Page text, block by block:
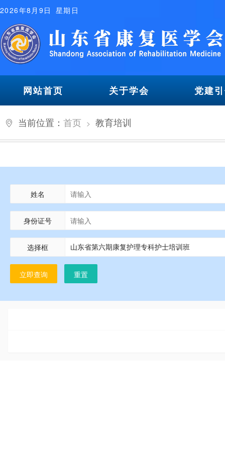
2026年8月9日 星期日
网站首页 关于学会 党建
当前位置： 首页 > 教育培训
姓名
身份证号
选择框
立即查询 重置